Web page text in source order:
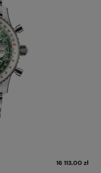
16 113,00 zł